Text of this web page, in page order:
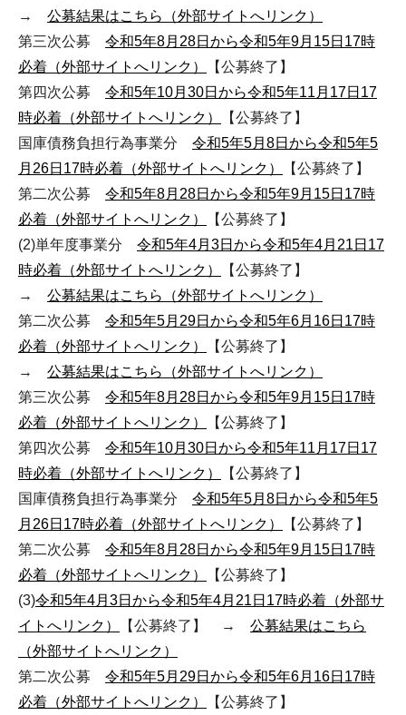
→ 公募結果はこちら（外部サイトへリンク）
第三次公募 令和5年8月28日から令和5年9月15日17時
必着（外部サイトへリンク）
【公募終了】
第四次公募 令和5年10月30日から令和5年11月17日17
時必着（外部サイトへリンク）
【公募終了】
国庫債務負担行為事業分 令和5年5月8日から令和5年5
月26日17時必着（外部サイトへリンク）
【公募終了】
第二次公募 令和5年8月28日から令和5年9月15日17時
必着（外部サイトへリンク）
【公募終了】
(2)単年度事業分 令和5年4月3日から令和5年4月21日17
時必着（外部サイトへリンク）
【公募終了】
→ 公募結果はこちら（外部サイトへリンク）
第二次公募 令和5年5月29日から令和5年6月16日17時
必着（外部サイトへリンク）
【公募終了】
→ 公募結果はこちら（外部サイトへリンク）
第三次公募 令和5年8月28日から令和5年9月15日17時
必着（外部サイトへリンク）
【公募終了】
第四次公募 令和5年10月30日から令和5年11月17日17
時必着（外部サイトへリンク）
【公募終了】
国庫債務負担行為事業分 令和5年5月8日から令和5年5
月26日17時必着（外部サイトへリンク）
【公募終了】
第二次公募 令和5年8月28日から令和5年9月15日17時
必着（外部サイトへリンク）
【公募終了】
(3)令和5年4月3日から令和5年4月21日17時必着（外部サ
イトへリンク）
【公募終了】 → 公募結果はこちら
（外部サイトへリンク）
第二次公募 令和5年5月29日から令和5年6月16日17時
必着（外部サイトへリンク）
【公募終了】